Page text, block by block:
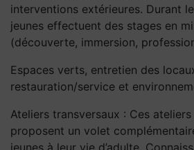
interventions extérieures. Durant
jeunes effectuent des stages en
(découverte, immersion,
Espaces verts, entretien des
restauration/service et
Ateliers transversaux : Ces
proposent un volet
jeunes à leur vie d’adulte.